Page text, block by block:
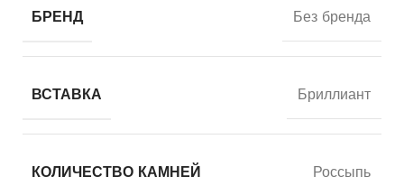
БРЕНД Без бренда
ВСТАВКА Бриллиант
КОЛИЧЕСТВО КАМНЕЙ Россыпь